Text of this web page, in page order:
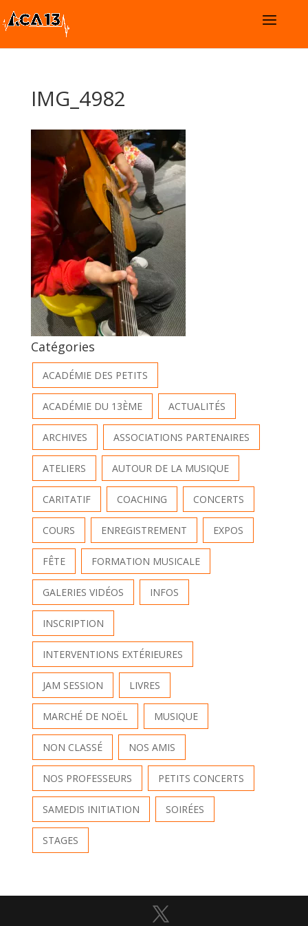
IMG_4982
Catégories
ACADÉMIE DES PETITS
ACADÉMIE DU 13ÈME ACTUALITÉS
ARCHIVES ASSOCIATIONS PARTENAIRES
ATELIERS AUTOUR DE LA MUSIQUE
CARITATIF COACHING CONCERTS
COURS ENREGISTREMENT EXPOS
FÊTE FORMATION MUSICALE
GALERIES VIDÉOS INFOS
INSCRIPTION
INTERVENTIONS EXTÉRIEURES
JAM SESSION LIVRES
MARCHÉ DE NOËL MUSIQUE
NON CLASSÉ NOS AMIS
NOS PROFESSEURS PETITS CONCERTS
SAMEDIS INITIATION SOIRÉES
STAGES